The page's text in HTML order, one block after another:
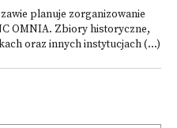
planuje zorganizowanie
OMNIA. Zbiory historyczne,
oraz innych instytucjach (...)